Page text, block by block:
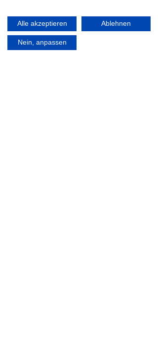
95 € (statt 100 €) / 5er
Karte
185 € (statt 200 €) / 10er
Karte
Alle akzeptieren Ablehnen
Nein, anpassen